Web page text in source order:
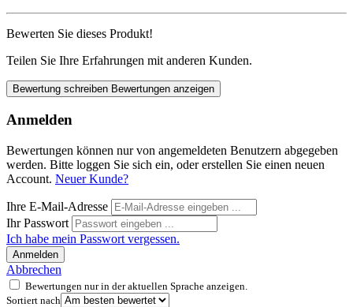
Bewerten Sie dieses Produkt!
Teilen Sie Ihre Erfahrungen mit anderen Kunden.
Bewertung schreiben Bewertungen anzeigen
Anmelden
Bewertungen können nur von angemeldeten Benutzern abgegeben
werden. Bitte loggen Sie sich ein, oder erstellen Sie einen neuen
Account. Neuer Kunde?
Ihre E-Mail-Adresse
Ihr Passwort
Ich habe mein Passwort vergessen.
Anmelden
Abbrechen
Bewertungen nur in der aktuellen Sprache anzeigen.
Sortiert nach